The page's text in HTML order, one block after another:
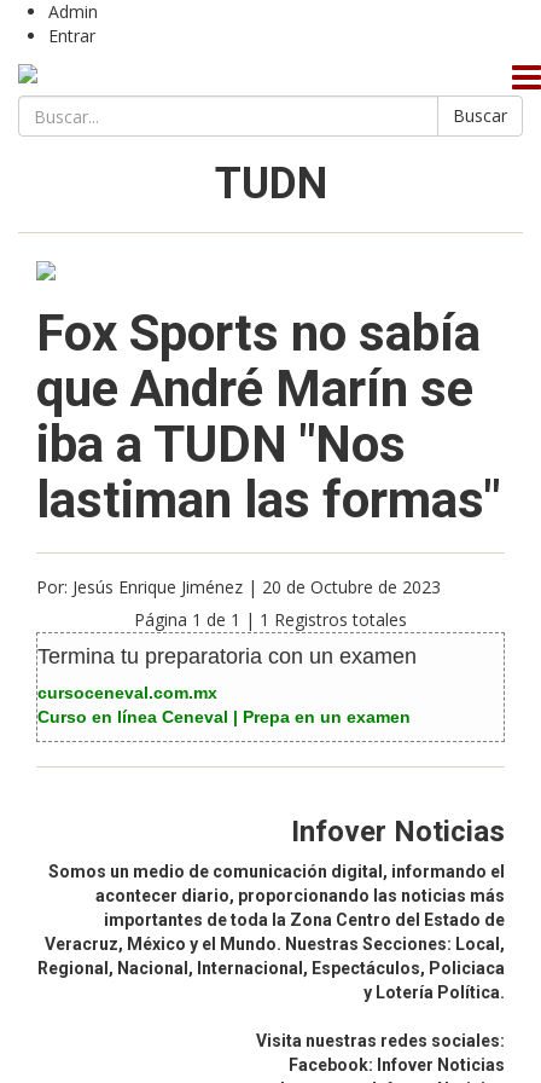
Admin
Entrar
Buscar
TUDN
Fox Sports no sabía
que André Marín se
iba a TUDN "Nos
lastiman las formas"
Por: Jesús Enrique Jiménez | 20 de Octubre de 2023
Página 1 de 1 | 1 Registros totales
Termina tu preparatoria con un examen
cursoceneval.com.mx
Curso en línea Ceneval | Prepa en un examen
Infover Noticias
Somos un medio de comunicación digital, informando el
acontecer diario, proporcionando las noticias más
importantes de toda la Zona Centro del Estado de
Veracruz, México y el Mundo. Nuestras Secciones: Local,
Regional, Nacional, Internacional, Espectáculos, Policiaca
y Lotería Política.
Visita nuestras redes sociales:
Facebook: Infover Noticias